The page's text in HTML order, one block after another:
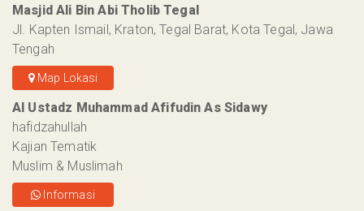
Masjid Ali Bin Abi Tholib Tegal
Jl. Kapten Ismail, Kraton, Tegal Barat, Kota Tegal, Jawa
Tengah
Map Lokasi
Al Ustadz Muhammad Afifudin As Sidawy
hafidzahullah
Kajian Tematik
Muslim & Muslimah
Informasi